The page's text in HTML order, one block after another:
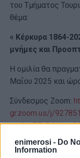
enimerosi - Do
Information
του Τμήματος
θέμα:
« Κέρκυρα 1864-
μνήμες και
Η ομιλία θα
Μαΐου 2025 και
Σύνδεσμος Zoom:
gr.zoom.us/j/
Σύνδεσμος